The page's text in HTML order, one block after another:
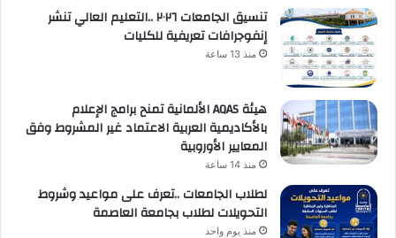
تنسيق الجامعات ٢٠٢٦ ..التعليم العالي تنشر
إنفوجرافات تعريفية للكليات
منذ 13 ساعة
هيئة AQAS الألمانية تمنح برامج الإعلام
بالأكاديمية العربية الاعتماد غير المشروط وفق
المعايير الأوروبية
منذ 14 ساعة
لطلاب الجامعات ..تعرف على مواعيد وشروط
التحويلات لطلاب بجامعة العاصمة
منذ يوم واحد